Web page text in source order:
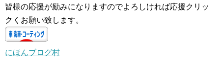
皆様の応援が励みになりますのでよろしければ応援クリッ
クくお願い致します。
にほんブログ村